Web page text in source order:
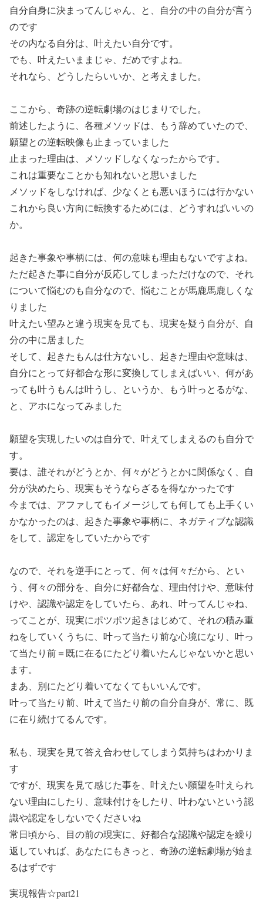
自分自身に決まってんじゃん、と、自分の中の自分が言う
のです
その内なる自分は、叶えたい自分です。
でも、叶えたいままじゃ、だめですよね。
それなら、どうしたらいいか、と考えました。
ここから、奇跡の逆転劇場のはじまりでした。
前述したように、各種メソッドは、もう辞めていたので、
願望との逆転映像も止まっていました
止まった理由は、メソッドしなくなったからです。
これは重要なことかも知れないと思いました
メソッドをしなければ、少なくとも悪いほうには行かない
これから良い方向に転換するためには、どうすればいいの
か。
起きた事象や事柄には、何の意味も理由もないですよね。
ただ起きた事に自分が反応してしまっただけなので、それ
について悩むのも自分なので、悩むことが馬鹿馬鹿しくな
りました
叶えたい望みと違う現実を見ても、現実を疑う自分が、自
分の中に居ました
そして、起きたもんは仕方ないし、起きた理由や意味は、
自分にとって好都合な形に変換してしまえばいい、何があ
っても叶うもんは叶うし、というか、もう叶っとるがな、
と、アホになってみました
願望を実現したいのは自分で、叶えてしまえるのも自分で
す。
要は、誰それがどうとか、何々がどうとかに関係なく、自
分が決めたら、現実もそうならざるを得なかったです
今までは、アファしてもイメージしても何しても上手くい
かなかったのは、起きた事象や事柄に、ネガティブな認識
をして、認定をしていたからです
なので、それを逆手にとって、何々は何々だから、とい
う、何々の部分を、自分に好都合な、理由付けや、意味付
けや、認識や認定をしていたら、あれ、叶ってんじゃね、
ってことが、現実にポツポツ起きはじめて、それの積み重
ねをしていくうちに、叶って当たり前な心境になり、叶っ
て当たり前＝既に在るにたどり着いたんじゃないかと思い
ます。
まあ、別にたどり着いてなくてもいいんです。
叶って当たり前、叶えて当たり前の自分自身が、常に、既
に在り続けてるんです。
私も、現実を見て答え合わせしてしまう気持ちはわかりま
す
ですが、現実を見て感じた事を、叶えたい願望を叶えられ
ない理由にしたり、意味付けをしたり、叶わないという認
識や認定をしないでくださいね
常日頃から、目の前の現実に、好都合な認識や認定を繰り
返していれば、あなたにもきっと、奇跡の逆転劇場が始ま
るはずです
実現報告☆part21